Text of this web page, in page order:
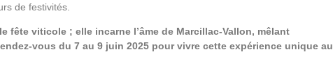
de festivités.
fête viticole ; elle incarne l’âme de Marcillac-Vallon, mêlant
vous du 7 au 9 juin 2025 pour vivre cette expérience unique au